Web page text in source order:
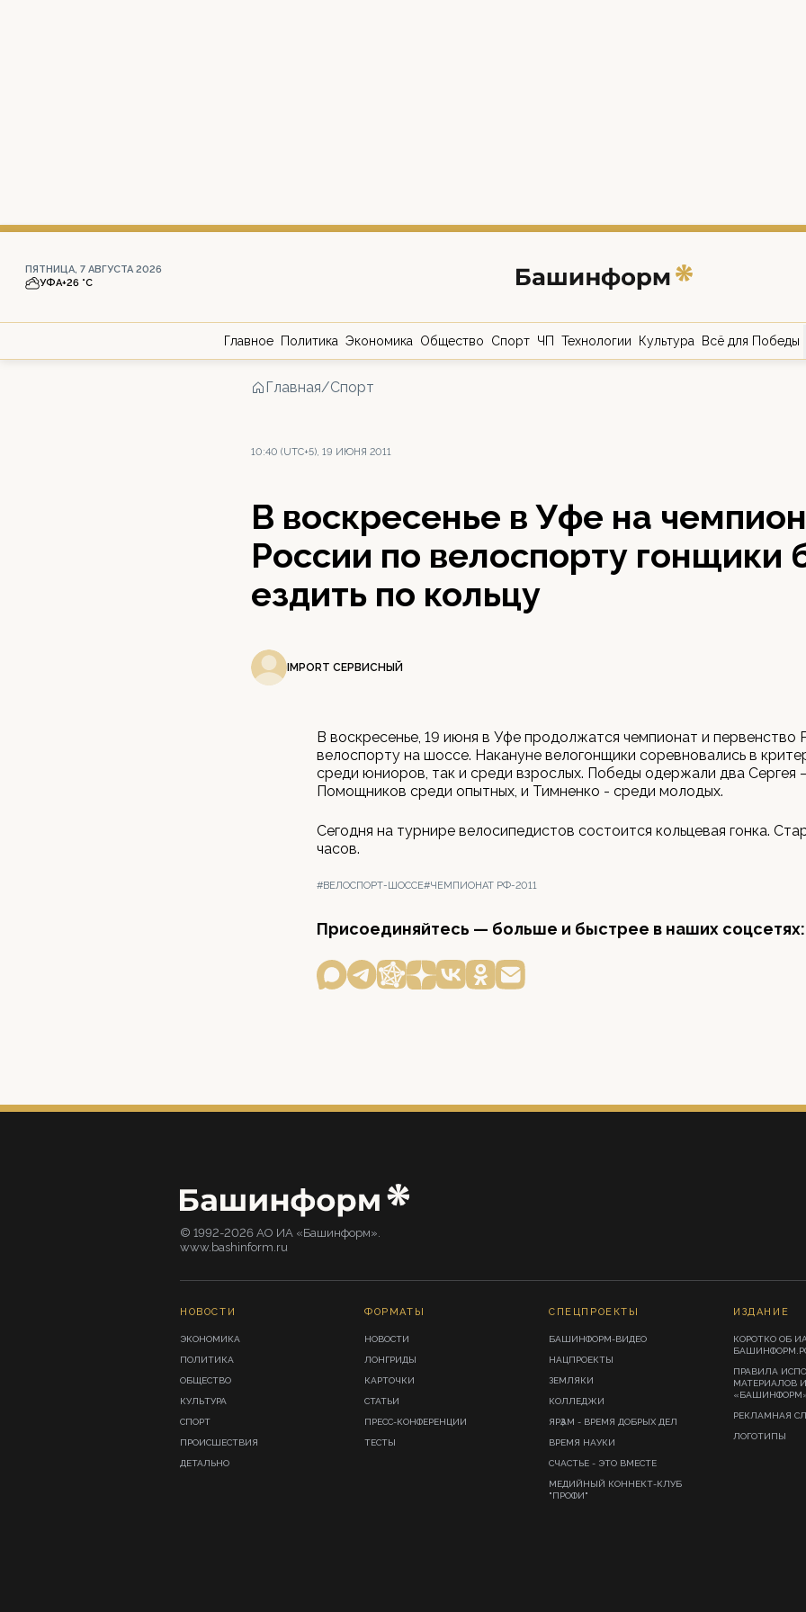
ПЯТНИЦА, 7 АВГУСТА 2026
УФА+26 °С
Главное Политика Экономика Общество Спорт ЧП Технологии Культура Всё для Победы
Главная/Спорт
10:40 (UTC+5), 19 ИЮНЯ 2011
В воскресенье в Уфе на
России по велоспорту гонщики
ездить по кольцу
IMPORT СЕРВИСНЫЙ
В воскресенье, 19 июня в Уфе продолжатся чемпионат и первенство
велоспорту на шоссе. Накануне велогонщики соревновались в
среди юниоров, так и среди взрослых. Победы одержали два Сергея –
Помощников среди опытных, и Тимненко - среди молодых.
Сегодня на турнире велосипедистов состоится кольцевая гонка.
часов.
#ВЕЛОСПОРТ-ШОССЕ#ЧЕМПИОНАТ РФ-2011
Присоединяйтесь — больше и быстрее в наших соцсетях:
© 1992-2026 АО ИА «Башинформ».
www.bashinform.ru
НОВОСТИ
ЭКОНОМИКА
ПОЛИТИКА
ОБЩЕСТВО
КУЛЬТУРА
СПОРТ
ПРОИСШЕСТВИЯ
ДЕТАЛЬНО
ФОРМАТЫ
НОВОСТИ
ЛОНГРИДЫ
КАРТОЧКИ
СТАТЬИ
ПРЕСС-КОНФЕРЕНЦИИ
ТЕСТЫ
СПЕЦПРОЕКТЫ
БАШИНФОРМ-ВИДЕО
НАЦПРОЕКТЫ
ЗЕМЛЯКИ
КОЛЛЕДЖИ
ЯРҘАМ - ВРЕМЯ ДОБРЫХ ДЕЛ
ВРЕМЯ НАУКИ
СЧАСТЬЕ - ЭТО ВМЕСТЕ
МЕДИЙНЫЙ КОННЕКТ-КЛУБ
"ПРОФИ"
ИЗДАНИЕ
КОРОТКО ОБ ИА
ПРАВИЛА
МАТЕРИАЛОВ
РЕКЛАМНАЯ
ЛОГОТИПЫ